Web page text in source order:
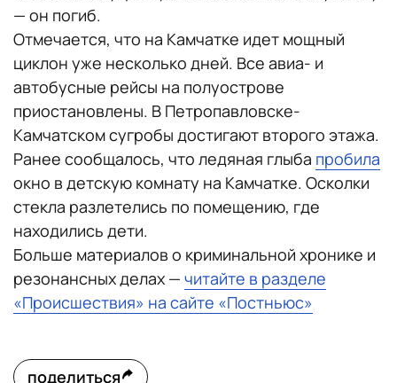
— он погиб.
Отмечается, что на Камчатке идет мощный
циклон уже несколько дней. Все авиа- и
автобусные рейсы на полуострове
приостановлены. В Петропавловске-
Камчатском сугробы достигают второго этажа.
Ранее сообщалось, что ледяная глыба пробила
окно в детскую комнату на Камчатке. Осколки
стекла разлетелись по помещению, где
находились дети.
Больше материалов о криминальной хронике и
резонансных делах — читайте в разделе
«Происшествия» на сайте «Постньюс»
поделиться